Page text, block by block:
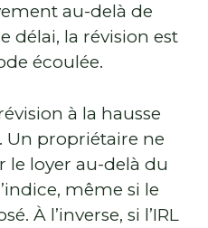
au-delà de
délai, la révision est
écoulée.
à la hausse
Un propriétaire ne
le loyer au-delà du
même si le
À l’inverse, si l’IRL